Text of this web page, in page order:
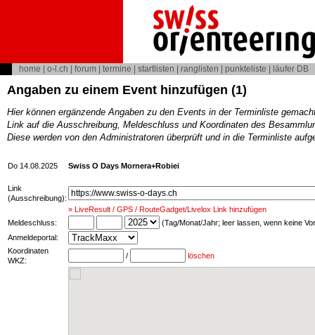
home o-l.ch forum termine startlisten ranglisten punkteliste läufer DB
Angaben zu einem Event hinzufügen (1)
Hier können ergänzende Angaben zu den Events in der Terminliste
Link auf die Ausschreibung, Meldeschluss und Koordinaten des
Diese werden von den Administratoren überprüft und in die Terminliste
Do 14.08.2025 Swiss O Days Mornera+Robiei
Link
(Ausschreibung):
» LiveResult / GPS / RouteGadget/Livelox Link hinzufügen
Meldeschluss:
(Tag/Monat/Jahr; leer lassen, wenn keine
Anmeldeportal:
Koordinaten
WKZ:
/ löschen